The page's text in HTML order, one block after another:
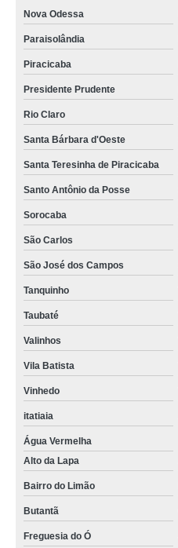
Nova Odessa
Paraisolândia
Piracicaba
Presidente Prudente
Rio Claro
Santa Bárbara d'Oeste
Santa Teresinha de Piracicaba
Santo Antônio da Posse
Sorocaba
São Carlos
São José dos Campos
Tanquinho
Taubaté
Valinhos
Vila Batista
Vinhedo
itatiaia
Água Vermelha
Alto da Lapa
Bairro do Limão
Butantã
Freguesia do Ó